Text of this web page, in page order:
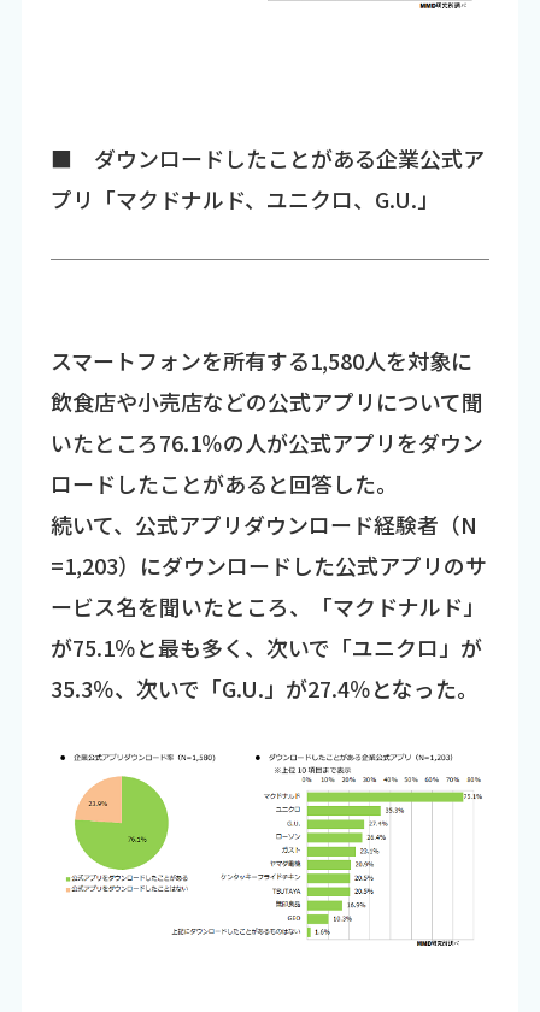
■ ダウンロードしたことがある企業公式ア
プリ「マクドナルド、ユニクロ、G.U.」
スマートフォンを所有する1,580人を対象に
飲食店や小売店などの公式アプリについて聞
いたところ76.1％の人が公式アプリをダウン
ロードしたことがあると回答した。
続いて、公式アプリダウンロード経験者（N
=1,203）にダウンロードした公式アプリのサ
ービス名を聞いたところ、「マクドナルド」
が75.1％と最も多く、次いで「ユニクロ」が
35.3％、次いで「G.U.」が27.4％となった。